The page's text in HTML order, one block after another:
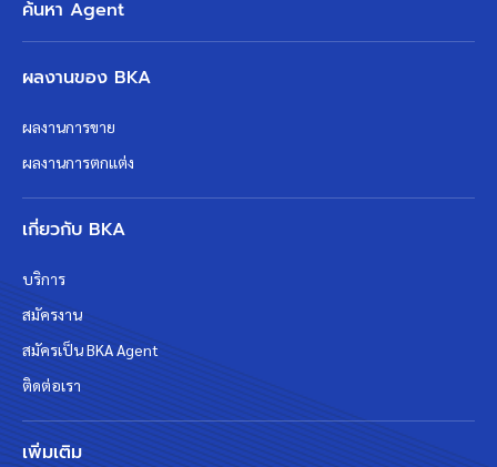
ค้นหา Agent
ผลงานของ BKA
ผลงานการขาย
ผลงานการตกแต่ง
เกี่ยวกับ BKA
บริการ
สมัครงาน
สมัครเป็น BKA Agent
ติดต่อเรา
เพิ่มเติม